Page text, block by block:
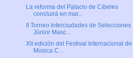
La reforma del Palacio de Cibeles
concluirá en mar...
II Torneo Interciudades de Selecciones
Júnior Masc...
XII edición del Festival Internacional de
Música C...